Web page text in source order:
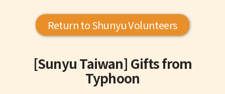
Return to Shunyu Volunteers
[Sunyu Taiwan] Gifts from
Typhoon